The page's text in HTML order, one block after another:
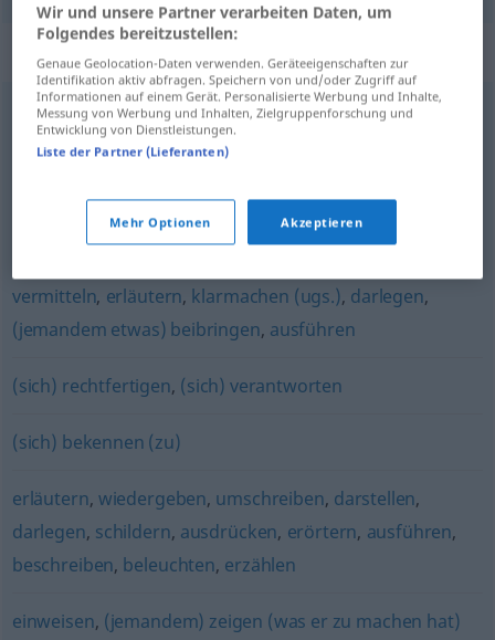
Synonyme für "erklären"
(auf etwas) zurückgehen,(sich einer Sache) verdanken
beibringen,vermitteln,unterrichten,lehren
vermitteln, erläutern, klarmachen (ugs.), darlegen,
(jemandem etwas) beibringen, ausführen
(sich) rechtfertigen, (sich) verantworten
(sich) bekennen (zu)
erläutern, wiedergeben, umschreiben, darstellen,
darlegen, schildern, ausdrücken, erörtern, ausführen,
beschreiben, beleuchten, erzählen
einweisen, (jemandem) zeigen (was er zu machen hat)
Wir und unsere Partner verarbeiten Daten, um
Folgendes bereitzustellen:
Genaue Geolocation-Daten verwenden. Geräteeigenschaften zur
Identifikation aktiv abfragen. Speichern von und/oder Zugriff auf
Informationen auf einem Gerät. Personalisierte Werbung und Inhalte,
Messung von Werbung und Inhalten, Zielgruppenforschung und
Entwicklung von Dienstleistungen.
Liste der Partner (Lieferanten)
Mehr Optionen Akzeptieren